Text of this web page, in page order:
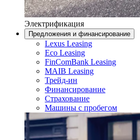
Электрификация
Предложения и финансирование
Lexus Leasing
Eco Leasing
FinComBank Leasing
MAIB Leasing
Трейд-ин
Финансирование
Страхование
Машины с пробегом